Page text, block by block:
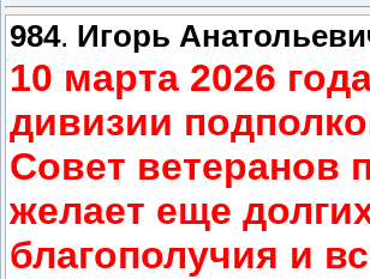
984. Игорь
10 марта 2026
дивизии
Совет ветеранов
желает еще
благополучия и